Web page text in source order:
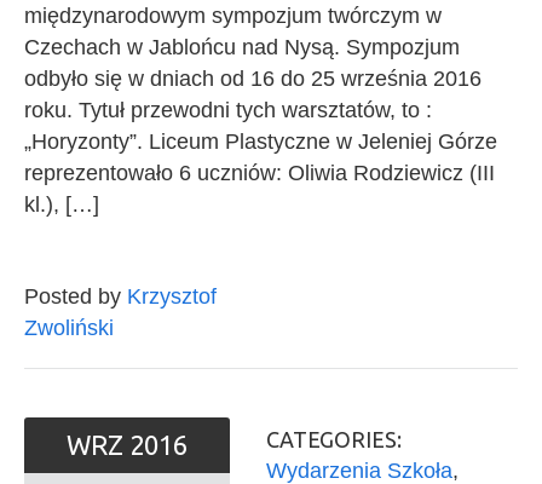
międzynarodowym sympozjum twórczym w
Czechach w Jablońcu nad Nysą. Sympozjum
odbyło się w dniach od 16 do 25 września 2016
roku. Tytuł przewodni tych warsztatów, to :
„Horyzonty”. Liceum Plastyczne w Jeleniej Górze
reprezentowało 6 uczniów: Oliwia Rodziewicz (III
kl.), […]
Posted by Krzysztof
Zwoliński
WRZ 2016
CATEGORIES:
Wydarzenia Szkoła,